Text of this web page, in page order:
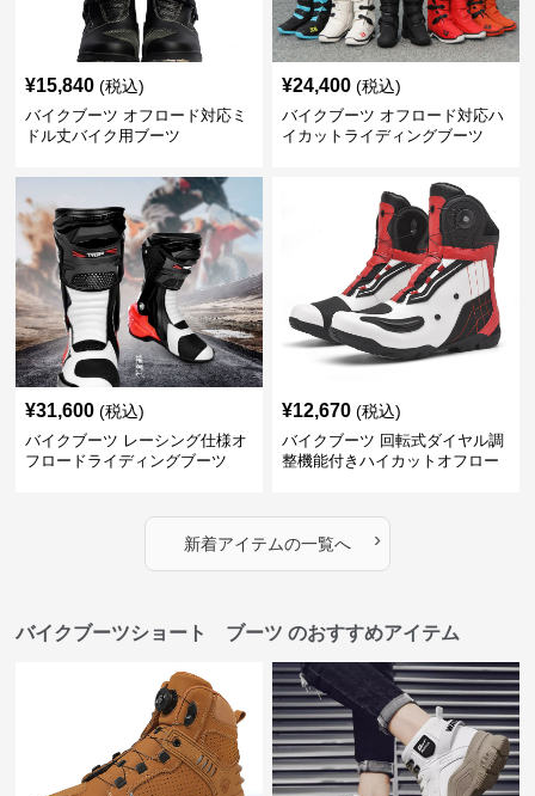
¥15,840 (税込)
バイクブーツ オフロード対応ミ
ドル丈バイク用ブーツ
¥24,400 (税込)
バイクブーツ オフロード対応ハ
イカットライディングブーツ
¥31,600 (税込)
バイクブーツ レーシング仕様オ
フロードライディングブーツ
¥12,670 (税込)
バイクブーツ 回転式ダイヤル調
整機能付きハイカットオフロー
新着アイテムの一覧へ ›
バイクブーツショート ブーツ のおすすめアイテム